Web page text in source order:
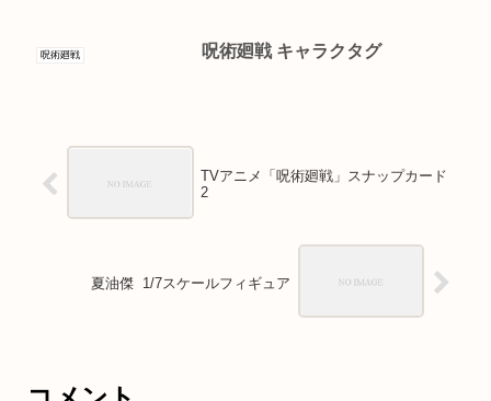
呪術廻戦 呪術廻戦 キャラクタグ
TVアニメ「呪術廻戦」スナップカード
2
夏油傑 1/7スケールフィギュア